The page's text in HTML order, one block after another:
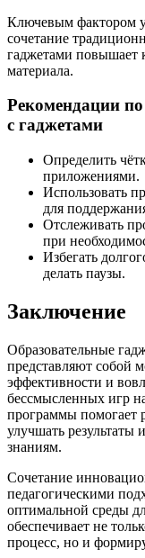
Ключевым фактором
сочетание
гаджетами повышает
материала.
Рекомендации
с гаджетами
Определить
приложениями.
Использовать
для
Отслеживать
при
Избегать
делать паузы.
Заключение
Образовательные
представляют собой
эффективности и
бессмысленных игр
программы помогает
улучшать
знаниям.
Сочетание
педагогическими
оптимальной среды
обеспечивает не
процесс, но и